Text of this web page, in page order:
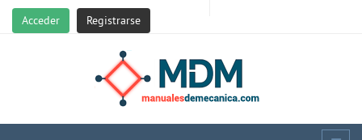
Acceder Registrarse